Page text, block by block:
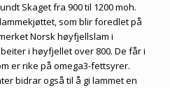
Skaget fra 900 til 1200 moh.
som blir foredlet på
Norsk høyfjellslam i
i høyfjellet over 800. De får i
er rike på omega3-fettsyrer.
bidrar også til å gi lammet en